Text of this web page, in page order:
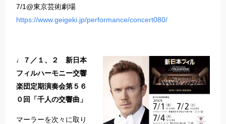
7/1@東京芸術劇場
https://www.geigeki.jp/performance/concert080/
♩７／１、２ 新日本
フィルハーモニー交響
楽団定期演奏会第５６
０回「千人の交響曲」
マーラーを次々に取り